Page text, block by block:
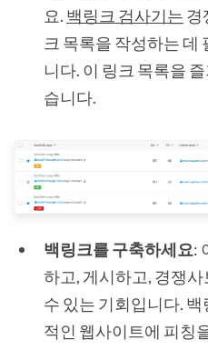
요. 백링크 검사기는 경
크 목록을 작성하는 데
니다. 이 링크 목록을
습니다.
백링크를 구축하세요:
하고, 게시하고, 경쟁
수 있는 기회입니다.
적인 웹사이트에 피칭